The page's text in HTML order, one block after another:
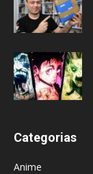
Categorias
Anime